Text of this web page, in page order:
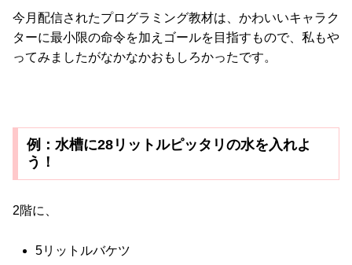
今月配信されたプログラミング教材は、かわいいキャラク
ターに最小限の命令を加えゴールを目指すもので、私もや
ってみましたがなかなかおもしろかったです。
例：水槽に28リットルピッタリの水を入れよ
う！
2階に、
5リットルバケツ